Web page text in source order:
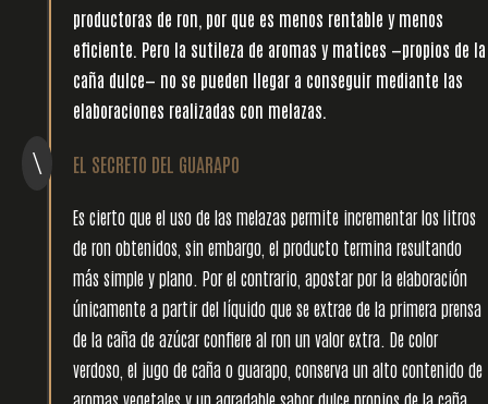
productoras de ron, por que es menos rentable y menos
eficiente. Pero la sutileza de aromas y matices —propios de la
caña dulce— no se pueden llegar a conseguir mediante las
elaboraciones realizadas con melazas.
\ EL SECRETO DEL GUARAPO
Es cierto que el uso de las melazas permite incrementar los litros
de ron obtenidos, sin embargo, el producto termina resultando
más simple y plano. Por el contrario, apostar por la elaboración
únicamente a partir del líquido que se extrae de la primera prensa
de la caña de azúcar confiere al ron un valor extra. De color
verdoso, el jugo de caña o guarapo, conserva un alto contenido de
aromas vegetales y un agradable sabor dulce propios de la caña.